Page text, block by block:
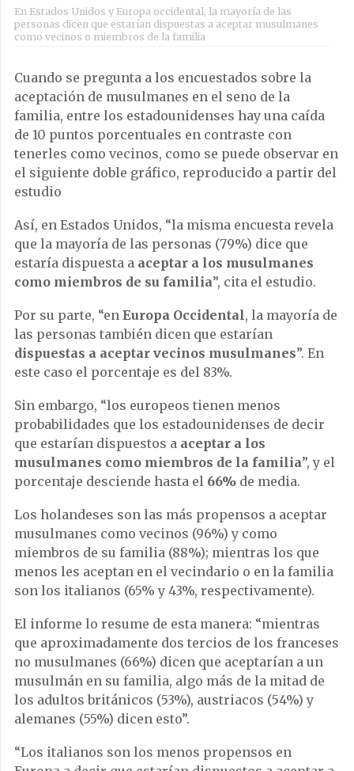
En Estados Unidos y Europa occidental, la mayoría de las
personas dicen que estarían dispuestas a aceptar musulmanes
como vecinos o miembros de la familia
Cuando se pregunta a los encuestados sobre la
aceptación de musulmanes en el seno de la
familia, entre los estadounidenses hay una caída
de 10 puntos porcentuales en contraste con
tenerles como vecinos, como se puede observar en
el siguiente doble gráfico, reproducido a partir del
estudio
Así, en Estados Unidos, “la misma encuesta revela
que la mayoría de las personas (79%) dice que
estaría dispuesta a aceptar a los musulmanes
como miembros de su familia”, cita el estudio.
Por su parte, “en Europa Occidental, la mayoría de
las personas también dicen que estarían
dispuestas a aceptar vecinos musulmanes”. En
este caso el porcentaje es del 83%.
Sin embargo, “los europeos tienen menos
probabilidades que los estadounidenses de decir
que estarían dispuestos a aceptar a los
musulmanes como miembros de la familia”, y el
porcentaje desciende hasta el 66% de media.
Los holandeses son las más propensos a aceptar
musulmanes como vecinos (96%) y como
miembros de su familia (88%); mientras los que
menos les aceptan en el vecindario o en la familia
son los italianos (65% y 43%, respectivamente).
El informe lo resume de esta manera: “mientras
que aproximadamente dos tercios de los franceses
no musulmanes (66%) dicen que aceptarían a un
musulmán en su familia, algo más de la mitad de
los adultos británicos (53%), austriacos (54%) y
alemanes (55%) dicen esto”.
“Los italianos son los menos propensos en